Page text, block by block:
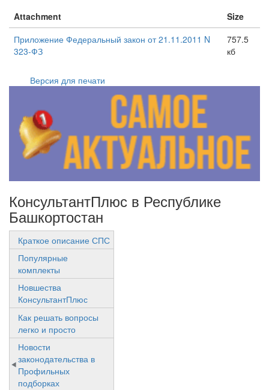
Attachment
Size
Приложение Федеральный закон от 21.11.2011 N
323-ФЗ
757.5
кб
Версия для печати
КонсультантПлюс в Республике
Башкортостан
Краткое описание СПС
Популярные
комплекты
Новшества
КонсультантПлюс
Как решать вопросы
легко и просто
Новости
законодательства в
Профильных
подборках